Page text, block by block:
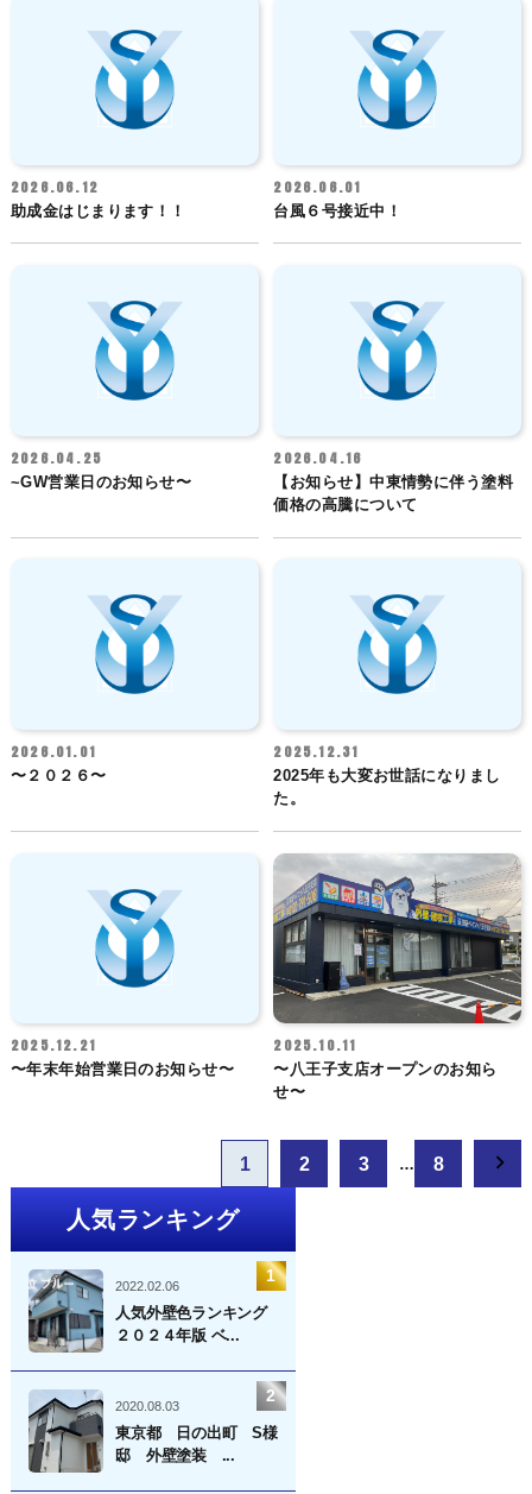
2026.06.12
助成金はじまります！！
2026.06.01
台風６号接近中！
2026.04.25
~GW営業日のお知らせ〜
2026.04.16
【お知らせ】中東情勢に伴う塗料
価格の高騰について
2026.01.01
〜２０２６〜
2025.12.31
2025年も大変お世話になりまし
た。
2025.12.21
〜年末年始営業日のお知らせ〜
2025.10.11
〜八王子支店オープンのお知ら
せ〜
ー
シ
ョ
ン
1 2 3 … 8
人気ランキング
2022.02.06
人気外壁色ランキング
２０２４年版 ベ...
2020.08.03
東京都 日の出町 S様
邸 外壁塗装 ...